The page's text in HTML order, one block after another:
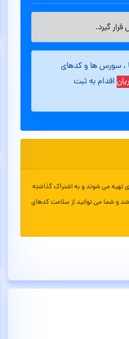
گیرد.
، سورس ها و کدهای
اقدام به ثبت
تهیه می شوند و به اشتراک گذاشته
و شما می توانید از سلامت کدهای